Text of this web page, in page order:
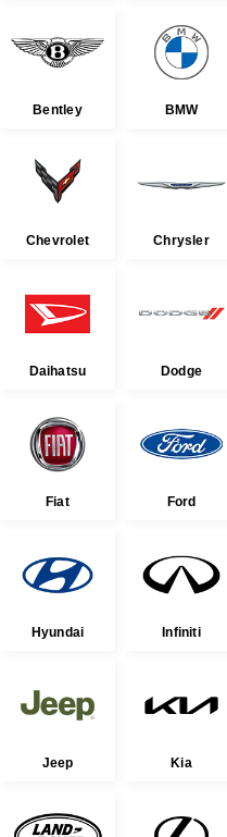
Bentley BMW
Chevrolet Chrysler
Daihatsu Dodge
Fiat Ford
Hyundai Infiniti
Jeep Kia